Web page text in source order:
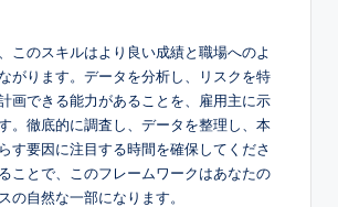
このスキルはより良い成績と職場へのよ
がります。データを分析し、リスクを特
画できる能力があることを、雇用主に示
。徹底的に調査し、データを整理し、本
す要因に注目する時間を確保してくださ
ことで、このフレームワークはあなたの
の自然な一部になります。